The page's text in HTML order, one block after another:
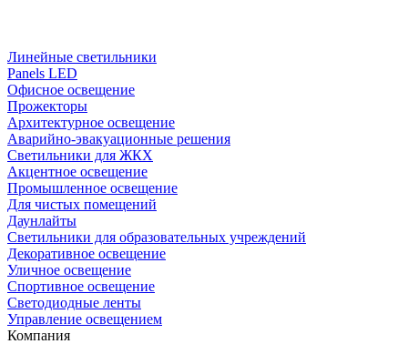
Линейные светильники
Panels LED
Офисное освещение
Прожекторы
Архитектурное освещение
Аварийно-эвакуационные решения
Светильники для ЖКХ
Акцентное освещение
Промышленное освещение
Для чистых помещений
Даунлайты
Светильники для образовательных учреждений
Декоративное освещение
Уличное освещение
Спортивное освещение
Светодиодные ленты
Управление освещением
Компания